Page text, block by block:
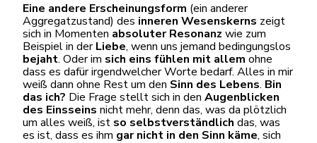
Eine andere Erscheinungsform (ein anderer
Aggregatzustand) des inneren Wesenskerns zeigt
sich in Momenten absoluter Resonanz wie zum
Beispiel in derLiebe, wenn uns jemand bedingungslos
bejaht. Oder im sich eins fühlen mit allem ohne
dass es dafür irgendwelcher Worte bedarf. Alles in mir
weiß dann ohne Rest um den Sinn des Lebens. Bin
das ich? Die Frage stellt sich in den Augenblicken
des Einsseins nicht mehr, denn das, was da plötzlich
um alles weiß, ist so selbstverständlich das, was
es ist, dass es ihm gar nicht in den Sinn käme, sich